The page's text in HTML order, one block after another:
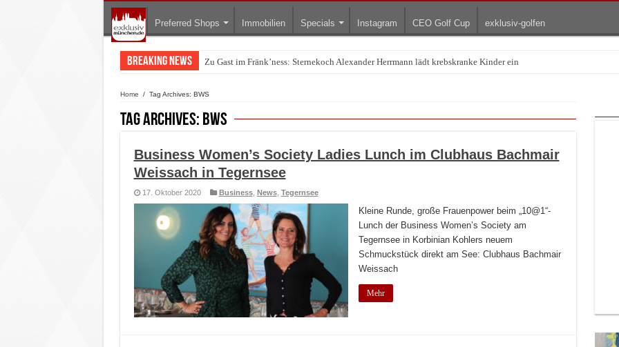
Preferred Shops Immobilien Specials Instagram CEO Golf Cup exklusiv-golfen
Breaking News Zu Gast im Fränk’ness: Sternekoch Alexander Herrmann lädt krebskranke Kinder ein
Warum München gerade zum Treffpunkt der Lingerie-Branche wurde
Home / Tag Archives: BWS
Tag Archives: BWS
Business Women’s Society Ladies Lunch im Clubhaus Bachmair
Weissach in Tegernsee
17. Oktober 2020 Business, News, Tegernsee
Kleine Runde, große Frauenpower beim „10@1“-
Lunch der Business Women’s Society am
Tegernsee in Korbinian Kohlers neuem
Schmuckstück direkt am See: Clubhaus Bachmair
Weissach
Mehr